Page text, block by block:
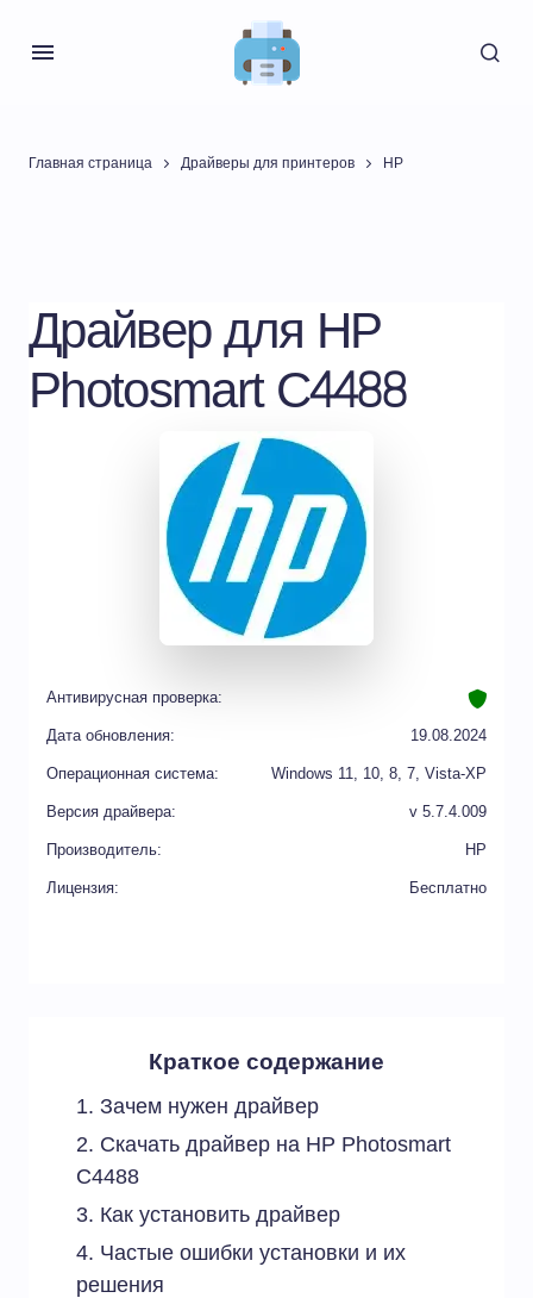
Главная страница Драйверы для принтеров HP
Драйвер для HP
Photosmart C4488
Антивирусная проверка:
Дата обновления: 19.08.2024
Операционная система: Windows 11, 10, 8, 7, Vista-XP
Версия драйвера: v 5.7.4.009
Производитель: HP
Лицензия: Бесплатно
Краткое содержание
Зачем нужен драйвер
Скачать драйвер на HP Photosmart
C4488
Как установить драйвер
Частые ошибки установки и их
решения